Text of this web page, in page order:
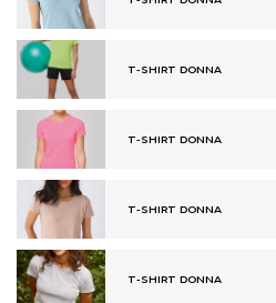
T-SHIRT DONNA
T-SHIRT DONNA
T-SHIRT DONNA
T-SHIRT DONNA